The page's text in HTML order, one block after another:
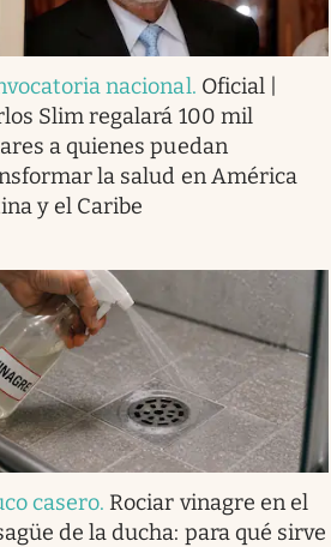
nacional. Oficial |
Slim regalará 100 mil
a quienes puedan
la salud en América
y el Caribe
casero. Rociar vinagre en el
de la ducha: para qué sirve